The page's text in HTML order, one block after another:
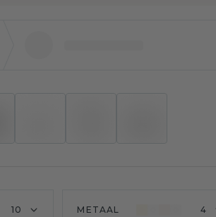
10 METAAL 4